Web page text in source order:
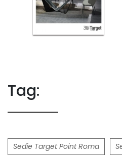
Tag:
Sedie Target Point Roma